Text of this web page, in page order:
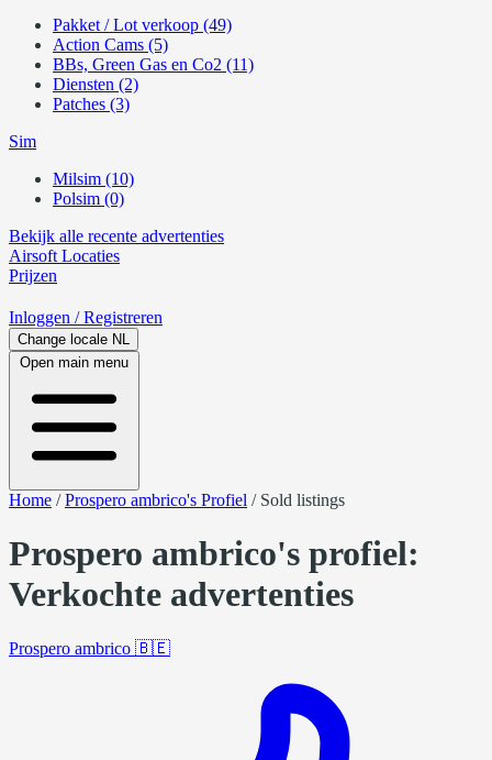
Pakket / Lot verkoop (49)
Action Cams (5)
BBs, Green Gas en Co2 (11)
Diensten (2)
Patches (3)
Sim
Milsim (10)
Polsim (0)
Bekijk alle recente advertenties
Airsoft Locaties
Prijzen
Inloggen / Registreren
Change locale NL
Open main menu
Home /Prospero ambrico's Profiel / Sold listings
Prospero ambrico's profiel:
Verkochte advertenties
Prospero ambrico 🇧🇪